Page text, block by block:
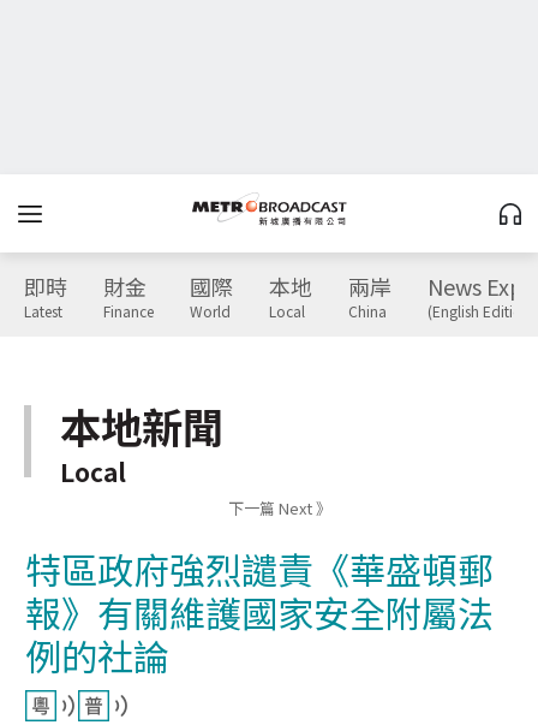
即時
Latest
財金
Finance
國際
World
本地
Local
兩岸
China
News
(English Edition)
本地新聞
Local
下一篇 Next 》
特區政府強烈譴責《華盛頓郵
報》有關維護國家安全附屬法
例的社論